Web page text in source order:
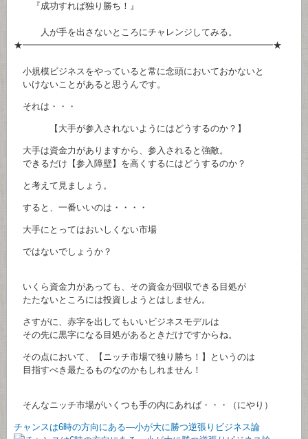
『成功すれば独り勝ち！』
人が手を出さないところにチャレンジしてみる。
★━━━━━━━━━━━━━━━━━━━━━━━━━━━━★
小規模ビジネスをやっていると常に念頭においておかないと
いけないことがあると思うんです。
それは・・・
【大手が参入されないようにはどうするのか？】
大手は資金力がありますから、参入されると強敵。
できるだけ【参入障壁】を高くするにはどうするのか？
と考えて見ましょう。
すると、一番いいのは・・・・
大手にとってはおいしくない市場
ではないでしょうか？
いくら資金力があっても、その資金が回収できる目処が
たたないところには投資しようとはしません。
さすがに、赤字を出してもいいビジネスモデルは
その先に黒字になる目処があるときだけですからね。
その点において、【ニッチ市場で独り勝ち！】というのは
目指すべき最たるものなのかもしれません！
そんなニッチ市場がいくつも手の内にあれば・・・（にやり）
チャンスは6時の方向にある―小が大に勝つ逆張りビジネス論